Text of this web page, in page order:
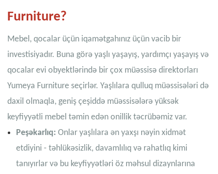
Furniture?
Mebel, qocalar üçün iqamətgahınız üçün vacib bir
investisiyadır. Buna görə yaşlı yaşayış, yardımçı yaşayış və
qocalar evi obyektlərində bir çox müəssisə direktorları
Yumeya Furniture seçirlər. Yaşlılara qulluq müəssisələri də
daxil olmaqla, geniş çeşiddə müəssisələrə yüksək
keyfiyyətli mebel təmin edən onillik təcrübəmiz var.
Peşəkarlıq: Onlar yaşlılara ən yaxşı nəyin xidmət
etdiyini - təhlükəsizlik, davamlılıq və rahatlıq kimi
tanıyırlar və bu keyfiyyətləri öz məhsul dizaynlarına